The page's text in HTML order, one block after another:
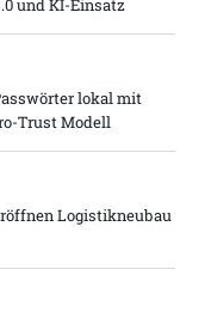
und KI-Einsatz
lokal mit
Trust Modell
Logistikneubau